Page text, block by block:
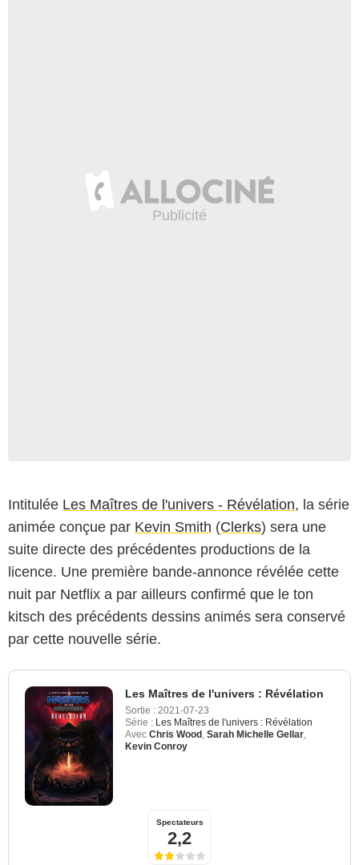
Intitulée Les Maîtres de l'univers - Révélation, la série
animée conçue par Kevin Smith (Clerks) sera une
suite directe des précédentes productions de la
licence. Une première bande-annonce révélée cette
nuit par Netflix a par ailleurs confirmé que le ton
kitsch des précédents dessins animés sera conservé
par cette nouvelle série.
Les Maîtres de l'univers : Révélation
Sortie : 2021-07-23
Série : Les Maîtres de l'univers : Révélation
Avec Chris Wood Sarah Michelle Gellar
Kevin Conroy
Spectateurs
2,2